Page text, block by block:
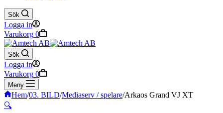
Sök
Logga in
Varukorg 0
Sök
Logga in
Varukorg 0
Meny
Hem/03. BILD/Mediaserv / spelare/Arkaos Grand VJ XT
🔍